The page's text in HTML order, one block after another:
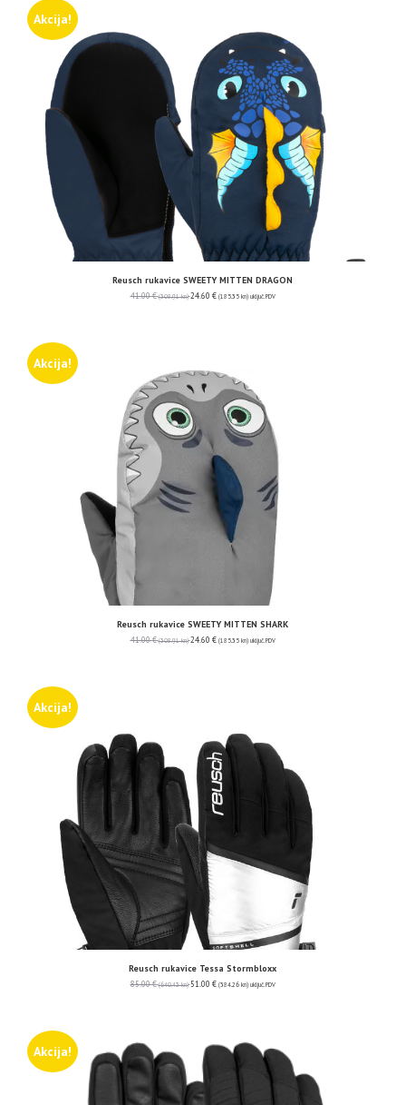
Akcija!
Reusch rukavice SWEETY MITTEN DRAGON
41.00€ (308.91 kn) 24.60 € (185.35 kn) uključ. PDV
Akcija!
Reusch rukavice SWEETY MITTEN SHARK
41.00€ (308.91 kn) 24.60 € (185.35 kn) uključ. PDV
Akcija!
Reusch rukavice Tessa Stormbloxx
85.00€ (640.43 kn) 51.00 € (384.26 kn) uključ. PDV
Akcija!